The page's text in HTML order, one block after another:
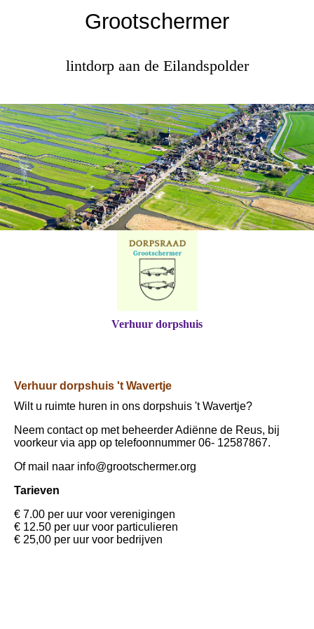
Grootschermer
lintdorp aan de Eilandspolder
Verhuur dorpshuis
Verhuur dorpshuis 't Wavertje
Wilt u ruimte huren in ons dorpshuis 't Wavertje?
Neem contact op met beheerder Adiënne de Reus, bij
voorkeur via app op telefoonnummer 06- 12587867.
Of mail naar info@grootschermer.org
Tarieven
€ 7.00 per uur voor verenigingen
€ 12.50 per uur voor particulieren
€ 25,00 per uur voor bedrijven